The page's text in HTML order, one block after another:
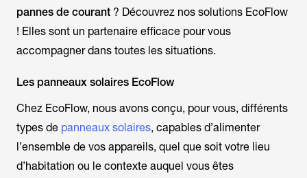
pannes de courant ? Découvrez nos solutions EcoFlow
! Elles sont un partenaire efficace pour vous
accompagner dans toutes les situations.
Les panneaux solaires EcoFlow
Chez EcoFlow, nous avons conçu, pour vous, différents
types de panneaux solaires, capables d’alimenter
l’ensemble de vos appareils, quel que soit votre lieu
d’habitation ou le contexte auquel vous êtes